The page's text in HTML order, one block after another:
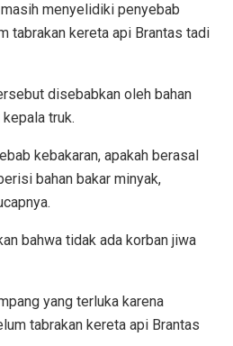
menyelidiki penyebab
tabrakan kereta api Brantas tadi
disebabkan oleh bahan
truk.
kebakaran, apakah berasal
bahan bakar minyak,
bahwa tidak ada korban jiwa
yang terluka karena
tabrakan kereta api Brantas